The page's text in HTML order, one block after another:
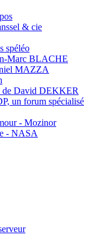
& cie
spéléo
Marc BLACHE
MAZZA
de David DEKKER
un forum spécialisé
- Mozinor
- NASA